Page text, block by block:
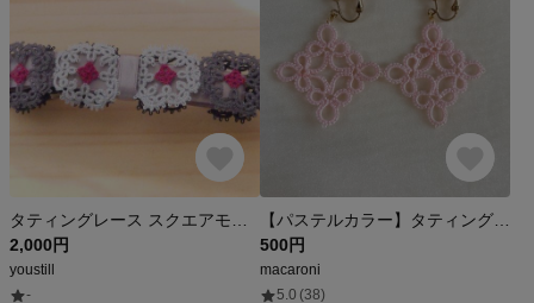
2,000円
youstill
-
500円
macaroni
5.0 (38)